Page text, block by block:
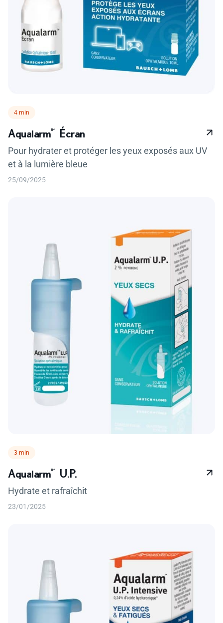
Temps de lecture :
4 min
Aqualarm™ Écran
Pour hydrater et protéger les yeux exposés aux UV
et à la lumière bleue
25/09/2025
Temps de lecture :
3 min
Aqualarm™ U.P.
Hydrate et rafraîchit
23/01/2025